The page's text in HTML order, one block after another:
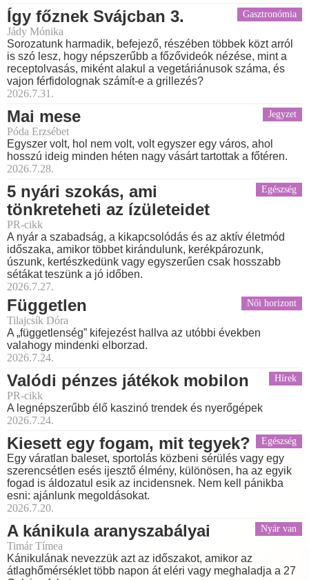
Gasztronómia
Így főznek Svájcban 3.
Jády Mónika
Sorozatunk harmadik, befejező, részében többek közt arról
is szó lesz, hogy népszerűbb a főzővideók nézése, mint a
receptolvasás, miként alakul a vegetáriánusok száma, és
vajon férfidolognak számít-e a grillezés?
2026.7.31.
Jegyzet
Mai mese
Póda Erzsébet
Egyszer volt, hol nem volt, volt egyszer egy város, ahol
hosszú ideig minden héten nagy vásárt tartottak a főtéren.
2026.7.28.
Egészség
5 nyári szokás, ami
tönkreteheti az ízületeidet
PR-cikk
A nyár a szabadság, a kikapcsolódás és az aktív életmód
időszaka, amikor többet kirándulunk, kerékpározunk,
úszunk, kertészkedünk vagy egyszerűen csak hosszabb
sétákat teszünk a jó időben.
2026.7.27.
Női horizont
Független
Tilajcsík Dóra
A „függetlenség” kifejezést hallva az utóbbi években
valahogy mindenki elborzad.
2026.7.24.
Hírek
Valódi pénzes játékok mobilon
PR-cikk
A legnépszerűbb élő kaszinó trendek és nyerőgépek
2026.7.24.
Egészség
Kiesett egy fogam, mit tegyek?
Egy váratlan baleset, sportolás közbeni sérülés vagy egy
szerencsétlen esés ijesztő élmény, különösen, ha az egyik
fogad is áldozatul esik az incidensnek. Nem kell pánikba
esni: ajánlunk megoldásokat.
2026.7.20.
Nyár van
A kánikula aranyszabályai
Timár Tímea
Kánikulának nevezzük azt az időszakot, amikor az
átlaghőmérséklet több napon át eléri vagy meghaladja a 27